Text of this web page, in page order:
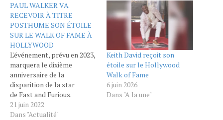
PAUL WALKER VA
RECEVOIR À TITRE
POSTHUME SON ÉTOILE
SUR LE WALK OF FAME À
HOLLYWOOD
L'événement, prévu en 2023,
marquera le dixième
anniversaire de la
disparition de la star
de Fast and Furious.
Ludacris, autre figure
marquante de la franchise,
21 juin 2022
Dans "Actualité"
Keith David reçoit son
étoile sur le Hollywood
Walk of Fame
6 juin 2026
Dans "A la une"